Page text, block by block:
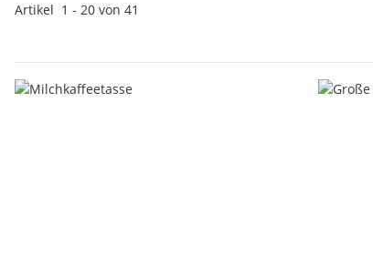
Artikel 1 - 20 von 41